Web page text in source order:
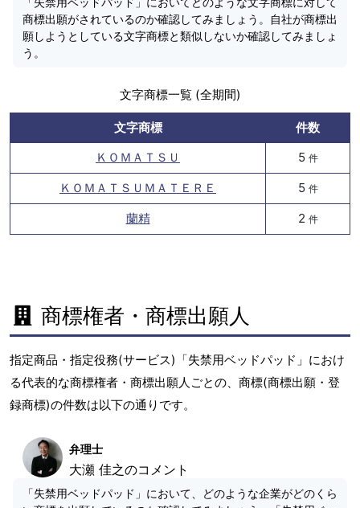
商標出願がされているのか確認してみましょう。自社が商標出
願しようとしている文字商標と類似しないか確認してみましょ
う。
文字商標一覧 (全期間)
文字商標
件数
ＫＯＭＡＴＳＵ
5 件
ＫＯＭＡＴＳＵＭＡＴＥＲＥ 5 件
蘭精 2 件
商標権者・商標出願人
指定商品・指定役務(サービス)「失禁用ベッドパッド」におけ
る代表的な商標権者・商標出願人ごとの、商標(商標出願・登
録商標)の件数は以下の通りです。
弁理士
大瀬 佳之のコメント
「失禁用ベッドパッド」において、どのような企業がどのくら